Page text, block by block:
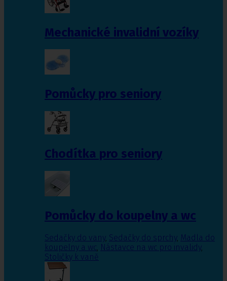
Mechanické invalidní vozíky
Pomůcky pro seniory
Chodítka pro seniory
Pomůcky do koupelny a wc
Sedačky do vany, Sedačky do sprchy, Madla do
koupelny a wc, Nástavce na wc pro invalidy,
Stoličky k vaně